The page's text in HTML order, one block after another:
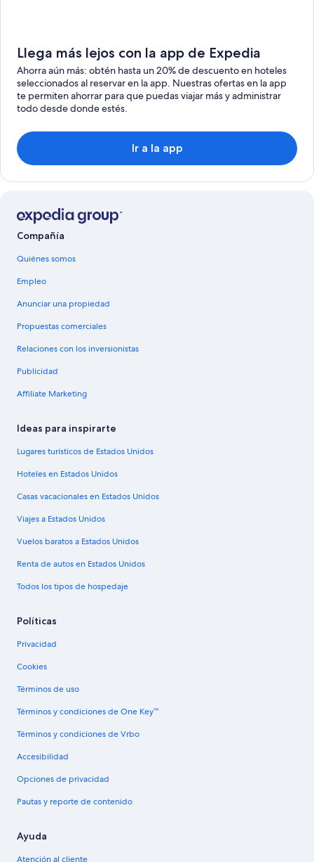
Llega más lejos con la app de Expedia
Ahorra aún más: obtén hasta un 20% de descuento en hoteles
seleccionados al reservar en la app. Nuestras ofertas en la app
te permiten ahorrar para que puedas viajar más y administrar
todo desde donde estés.
Ir a la app
Compañía
Quiénes somos
Empleo
Anunciar una propiedad
Propuestas comerciales
Relaciones con los inversionistas
Publicidad
Affiliate Marketing
Ideas para inspirarte
Lugares turísticos de Estados Unidos
Hoteles en Estados Unidos
Casas vacacionales en Estados Unidos
Viajes a Estados Unidos
Vuelos baratos a Estados Unidos
Renta de autos en Estados Unidos
Todos los tipos de hospedaje
Políticas
Privacidad
Cookies
Términos de uso
Términos y condiciones de One Key™
Términos y condiciones de Vrbo
Accesibilidad
Opciones de privacidad
Pautas y reporte de contenido
Ayuda
Atención al cliente